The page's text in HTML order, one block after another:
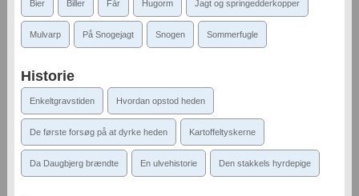
Bier Biller Får Hugorm Jagt og springedderkopper
Mulvarp På Snogejagt Snogen Sommerfugle
Historie
Enkeltgravstiden Hvordan opstod heden
De første forsøg på at dyrke heden Kartoffeltyskerne
Da Daugbjerg brændte En ulvehistorie Den stakkels hyrdepige